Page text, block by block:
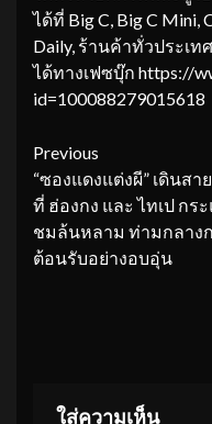
ได้ที่ Big C, Big C Mini,
Daily, ร้านค้าทั่วประเ
ได้ทางเฟซบุ๊ก https://
id=100088279015618
Continue
Reading
Previous
“ซองแดงแต่งผี” เดินสา
ที่ ฮ่องกง และ ไทเป กร
ชมล้นหลาม ท่ามกลาง
ต้อนรับอย่างอบอุ่น
ใส่ความเห็น